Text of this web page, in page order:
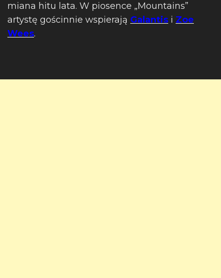
miana hitu lata. W piosence „Mountains”
artystę gościnnie wspierają Galantis i Zoe
Wees.